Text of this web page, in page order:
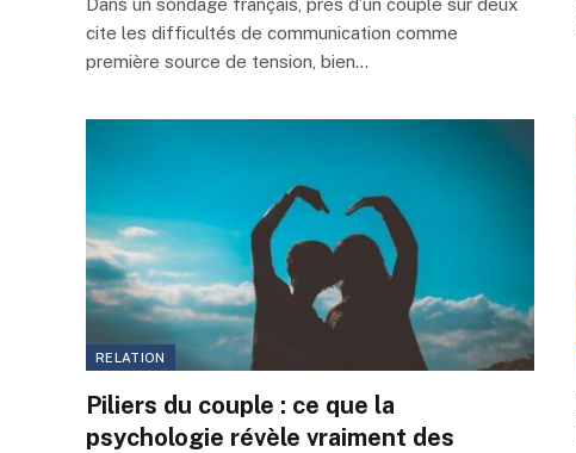
cite les difficultés de communication comme
première source de tension, bien…
RELATION
Piliers du couple : ce que la
psychologie révèle vraiment des